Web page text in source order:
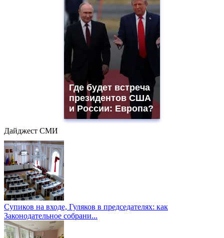
Где будет встреча
президентов США
и России: Европа?
Дайджест СМИ
Супиков на входе, Гуляков в председателях: как
Законодательное собрани...